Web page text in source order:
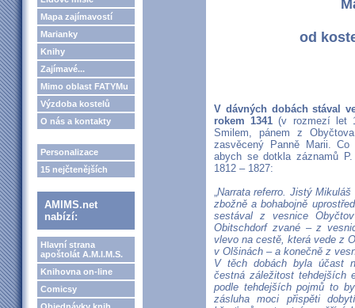
Mapa zajímavostí
Marianky
Knihy
Zajímavé...
Mimo oblast FATYMu
Výzdoba kostelů
O nás a kontakty
Personalizace
15 nejčtenějších
AMIMS.net
nabízí:
Hlavní strana
apoštolát A.M.I.M.S.
Knihovna on-line
Comicsy
od
V dávných dobách stával
rokem 1341 (v rozmezí let
Smilem, pánem z
zasvěcený Panně Marii.
abych se dotkla záznamů
1812 – 1827:
„Narrata referro. Jistý
zbožně a bohabojně
sestával z vesnice
Obitschdorf zvané – z
vlevo na cestě, která vede z
v Olšinách – a konečně z
V těch dobách byla účast
čestná záležitost tehdejších
podle tehdejších pojmů to
zásluha moci přispěti